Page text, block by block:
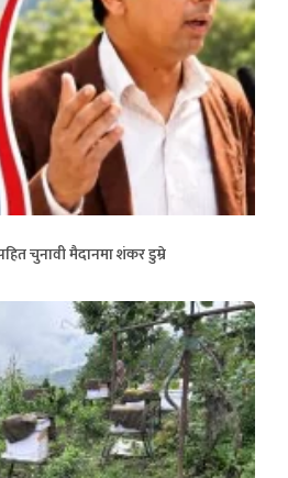
चुनावी मैदानमा शंकर डुम्रे